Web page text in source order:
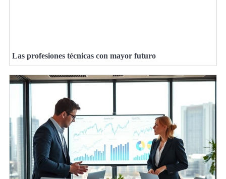
Las profesiones técnicas con mayor futuro